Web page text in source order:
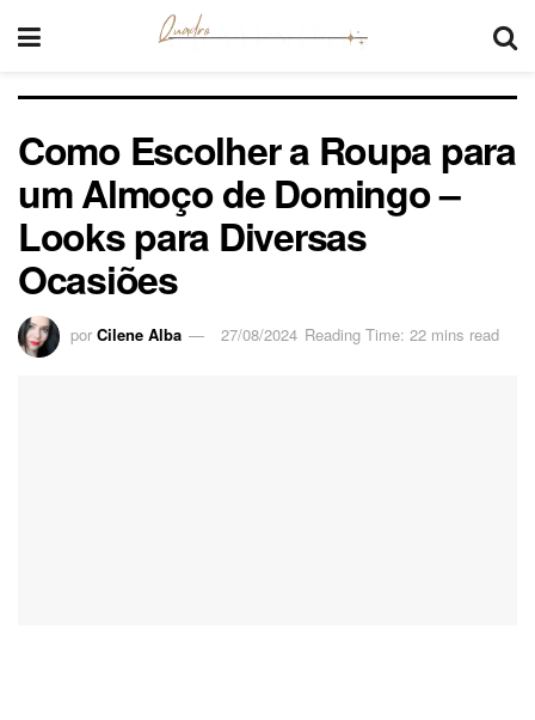
Como Escolher a Roupa para
um Almoço de Domingo –
Looks para Diversas
Ocasiões
por Cilene Alba 27/08/2024 Reading Time: 22 mins read